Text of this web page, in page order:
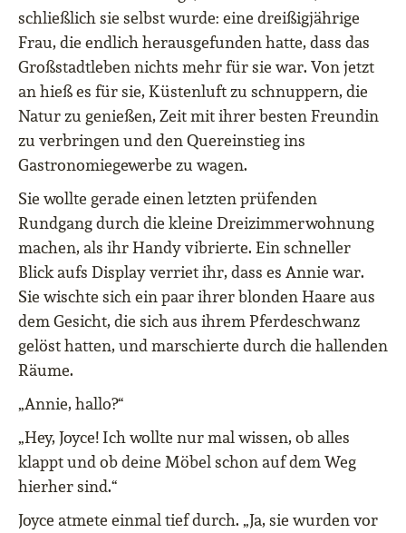
schließlich sie selbst wurde: eine dreißigjährige
Frau, die endlich herausgefunden hatte, dass das
Großstadtleben nichts mehr für sie war. Von jetzt
an hieß es für sie, Küstenluft zu schnuppern, die
Natur zu genießen, Zeit mit ihrer besten Freundin
zu verbringen und den Quereinstieg ins
Gastronomiegewerbe zu wagen.
Sie wollte gerade einen letzten prüfenden
Rundgang durch die kleine Dreizimmerwohnung
machen, als ihr Handy vibrierte. Ein schneller
Blick aufs Display verriet ihr, dass es Annie war.
Sie wischte sich ein paar ihrer blonden Haare aus
dem Gesicht, die sich aus ihrem Pferdeschwanz
gelöst hatten, und marschierte durch die hallenden
Räume.
„Annie, hallo?“
„Hey, Joyce! Ich wollte nur mal wissen, ob alles
klappt und ob deine Möbel schon auf dem Weg
hierher sind.“
Joyce atmete einmal tief durch. „Ja, sie wurden vor